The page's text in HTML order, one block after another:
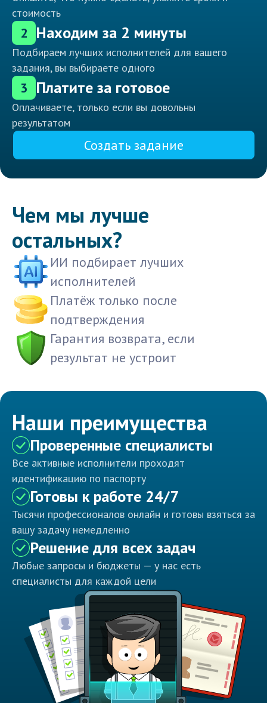
стоимость
2 Находим за 2 минуты
Подбираем лучших исполнителей для вашего
задания, вы выбираете одного
3 Платите за готовое
Оплачиваете, только если вы довольны
результатом
Создать задание
Чем мы лучше
остальных?
ИИ подбирает лучших
исполнителей
Платёж только после
подтверждения
Гарантия возврата, если
результат не устроит
Наши преимущества
Проверенные специалисты
Все активные исполнители проходят
идентификацию по паспорту
Готовы к работе 24/7
Тысячи профессионалов онлайн и готовы взяться за
вашу задачу немедленно
Решение для всех задач
Любые запросы и бюджеты — у нас есть
специалисты для каждой цели